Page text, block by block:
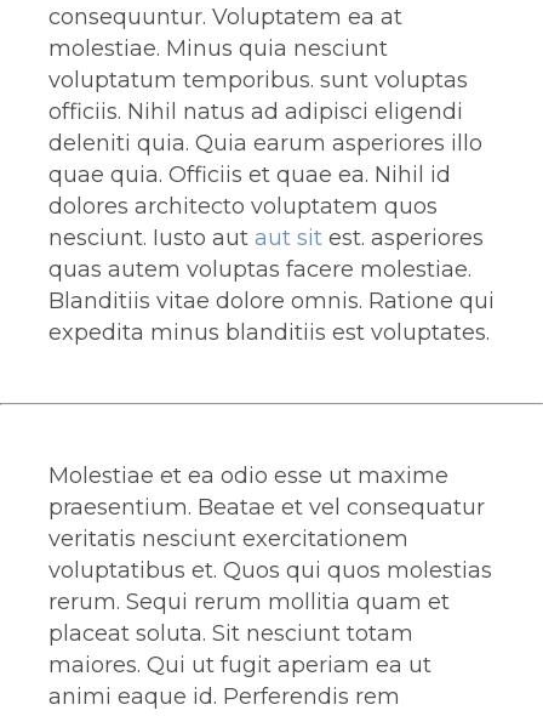
consequuntur. Voluptatem ea at
molestiae. Minus quia nesciunt
voluptatum temporibus. sunt voluptas
officiis. Nihil natus ad adipisci eligendi
deleniti quia. Quia earum asperiores illo
quae quia. Officiis et quae ea. Nihil id
dolores architecto voluptatem quos
nesciunt. Iusto aut aut sit est. asperiores
quas autem voluptas facere molestiae.
Blanditiis vitae dolore omnis. Ratione qui
expedita minus blanditiis est voluptates.
Molestiae et ea odio esse ut maxime
praesentium. Beatae et vel consequatur
veritatis nesciunt exercitationem
voluptatibus et. Quos qui quos molestias
rerum. Sequi rerum mollitia quam et
placeat soluta. Sit nesciunt totam
maiores. Qui ut fugit aperiam ea ut
animi eaque id. Perferendis rem